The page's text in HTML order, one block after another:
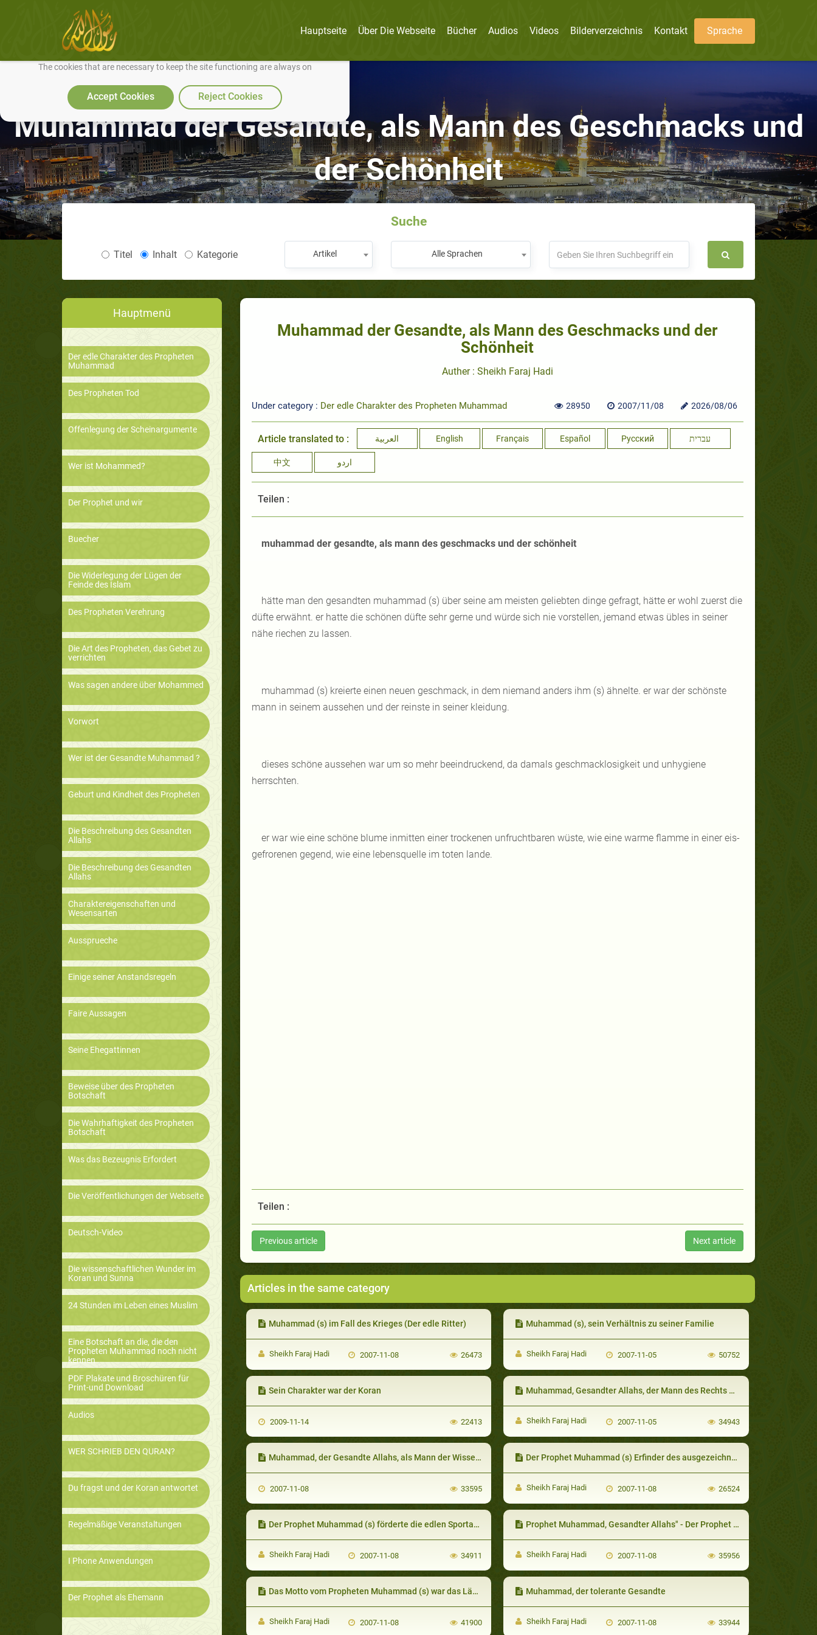
We use cookies to make our site work well for you and so we can continually improve it.
The cookies that are necessary to keep the site functioning are always on
Accept Cookies Reject Cookies
Hauptseite Über Die Webseite Bücher Audios Videos Bilderverzeichnis Kontakt Sprache
Muhammad der Gesandte, als Mann des Geschmacks und
der Schönheit
Suche
Titel Inhalt Kategorie Artikel Alle Sprachen
Hauptmenü
Der edle Charakter des Propheten
Muhammad
Des Propheten Tod
Offenlegung der Scheinargumente
Wer ist Mohammed?
Der Prophet und wir
Buecher
Die Widerlegung der Lügen der
Feinde des Islam
Des Propheten Verehrung
Die Art des Propheten, das Gebet zu
verrichten
Was sagen andere über Mohammed
Vorwort
Wer ist der Gesandte Muhammad ?
Geburt und Kindheit des Propheten
Die Beschreibung des Gesandten
Allahs
Die Beschreibung des Gesandten
Allahs
Charaktereigenschaften und
Wesensarten
Aussprueche
Einige seiner Anstandsregeln
Faire Aussagen
Seine Ehegattinnen
Beweise über des Propheten
Botschaft
Die Wahrhaftigkeit des Propheten
Botschaft
Was das Bezeugnis Erfordert
Die Veröffentlichungen der Webseite
Deutsch-Video
Die wissenschaftlichen Wunder im
Koran und Sunna
24 Stunden im Leben eines Muslim
Eine Botschaft an die, die den
Propheten Muhammad noch nicht
kennen
PDF Plakate und Broschüren für
Print-und Download
Audios
WER SCHRIEB DEN QURAN?
Du fragst und der Koran antwortet
Regelmäßige Veranstaltungen
I Phone Anwendungen
Der Prophet als Ehemann
Muhammad der Gesandte, als Mann des Geschmacks und der
Schönheit
Auther : Sheikh Faraj Hadi
Under category : Der edle Charakter des Propheten Muhammad 28950 2007/11/08 2026/08/06
Article translated to : العربية English Français Español Русский עברית
中文 اردو
Teilen :
muhammad der gesandte, als mann des geschmacks und der schönheit
hätte man den gesandten muhammad (s) über seine am meisten geliebten dinge gefragt, hätte er wohl zuerst die
düfte erwähnt. er hatte die schönen düfte sehr gerne und würde sich nie vorstellen, jemand etwas übles in seiner
nähe riechen zu lassen.
muhammad (s) kreierte einen neuen geschmack, in dem niemand anders ihm (s) ähnelte. er war der schönste
mann in seinem aussehen und der reinste in seiner kleidung.
dieses schöne aussehen war um so mehr beeindruckend, da damals geschmacklosigkeit und unhygiene
herrschten.
er war wie eine schöne blume inmitten einer trockenen unfruchtbaren wüste, wie eine warme flamme in einer eis-
gefrorenen gegend, wie eine lebensquelle im toten lande.
Teilen :
Previous article Next article
Articles in the same category
Muhammad (s) im Fall des Krieges (Der edle Ritter)
Sheikh Faraj Hadi 2007-11-08 26473
Muhammad (s), sein Verhältnis zu seiner Familie
Sheikh Faraj Hadi 2007-11-05 50752
Sein Charakter war der Koran
2009-11-14 22413
Muhammad, Gesandter Allahs, der Mann des Rechts und der Gerechtigkeit
Sheikh Faraj Hadi 2007-11-05 34943
Muhammad, der Gesandte Allahs, als Mann der Wissenschaft und Zivilisation
2007-11-08 33595
Der Prophet Muhammad (s) Erfinder des ausgezeichneten Bauwesens
Sheikh Faraj Hadi 2007-11-08 26524
Der Prophet Muhammad (s) förderte die edlen Sportarten
Sheikh Faraj Hadi 2007-11-08 34911
Prophet Muhammad, Gesandter Allahs" - Der Prophet Muhammad, ein Mann der Hygiene und des Umweltschutzes
Sheikh Faraj Hadi 2007-11-08 35956
Das Motto vom Propheten Muhammad (s) war das Lächeln
Sheikh Faraj Hadi 2007-11-08 41900
Muhammad, der tolerante Gesandte
Sheikh Faraj Hadi 2007-11-08 33944